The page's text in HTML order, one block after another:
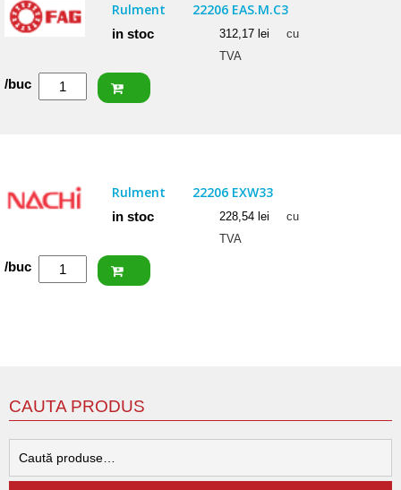
Rulment 22206 EAS.M.C3
in stoc 312,17 lei
cu
TVA
Cantitate
/buc
Rulment 22206 EXW33
in stoc 228,54 lei
cu
TVA
Cantitate
NACHI
/buc
CAUTA PRODUS